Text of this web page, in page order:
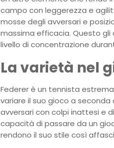
campo con leggerezza e
mosse degli avversari e
massima efficacia. Questo
livello di concentrazione
La varietà nel
Federer è un tennista
variare il suo gioco a
avversari con colpi inattesi e
capacità di passare da un
rendono il suo stile così